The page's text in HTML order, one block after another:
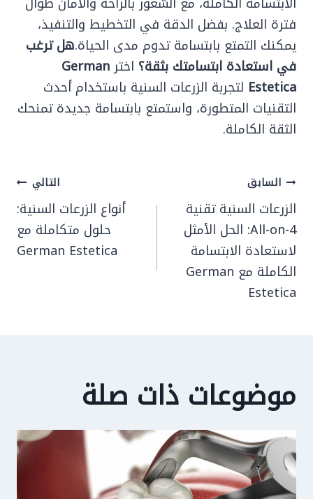
فترة العلاج. بفضل الدقة في التخطيط والتنفيذ،
يمكنك التمتع بابتسامة تدوم مدى الحياة.هل ترغب
في استعادة ابتسامتك بثقة؟ اخترGerman
Estetica لتجربة الزرعات السنية باستخدام أحدث
التقنيات المتطورة، واستمتع بابتسامة جديدة تمنحك
الثقة الكاملة.
تصفّح
المقالات
السابق
الزرعات السنية تقنية
All-on-4: الحل الأمثل
لاستعادة الابتسامة
الكاملة مع German
Estetica
التالي
أنواع الزرعات السنية:
حلول متكاملة مع
German Estetica
موضوعات ذات صلة